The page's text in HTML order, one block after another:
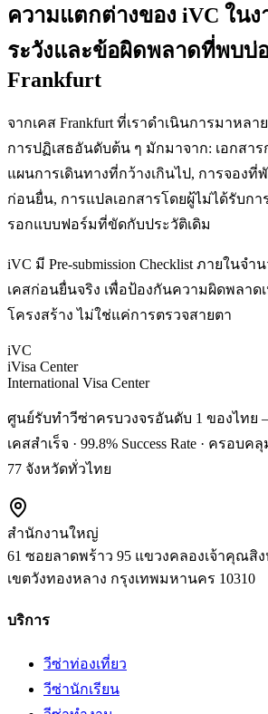
ความแตกต่างของ iVC ใน
ระวังและข้อผิดพลาดที่พบบ่
Frankfurt
จากเคส Frankfurt ที่เราดำเนินการมาหล
การปฏิเสธอันดับต้น ๆ มักมาจาก: เอกสาร
แผนการเดินทางที่กว้างเกินไป, การจองที่
ก่อนยื่น, การแปลเอกสารโดยผู้ไม่ได้รับกา
รอกแบบฟอร์มที่ขัดกับประวัติเดิม
iVC มี Pre-submission Checklist ภายในจ
เคสก่อนยื่นจริง เพื่อป้องกันความผิดพลาด
โครงสร้าง ไม่ใช่แค่การตรวจสายตา
iVC
iVisa Center
International Visa Center
ศูนย์รับทำวีซ่าครบวงจรอันดับ 1 ของไทย —
เคสสำเร็จ · 99.8% Success Rate · ครอบค
77 จังหวัดทั่วไทย
สำนักงานใหญ่
61 ซอยลาดพร้าว 95 แขวงคลองเจ้าคุณสิ
เขตวังทองหลาง กรุงเทพมหานคร 10310
บริการ
วีซ่าท่องเที่ยว
วีซ่านักเรียน